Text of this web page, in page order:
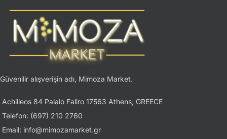
Güvenilir alışverişin adı, Mimoza Market.
Achilleos 84 Palaio Faliro 17563 Athens, GREECE
Telefon: (697) 210 2760
Email: info@mimozamarket.gr